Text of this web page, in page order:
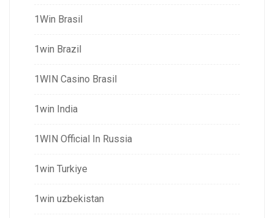
1Win Brasil
1win Brazil
1WIN Casino Brasil
1win India
1WIN Official In Russia
1win Turkiye
1win uzbekistan